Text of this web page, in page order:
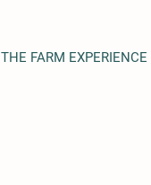
THE FARM EXPERIENCE